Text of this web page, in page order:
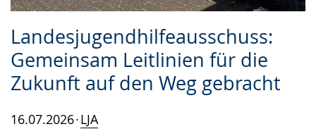
Landesjugendhilfeausschuss:
Gemeinsam Leitlinien für die
Zukunft auf den Weg gebracht
16.07.2026 LJA